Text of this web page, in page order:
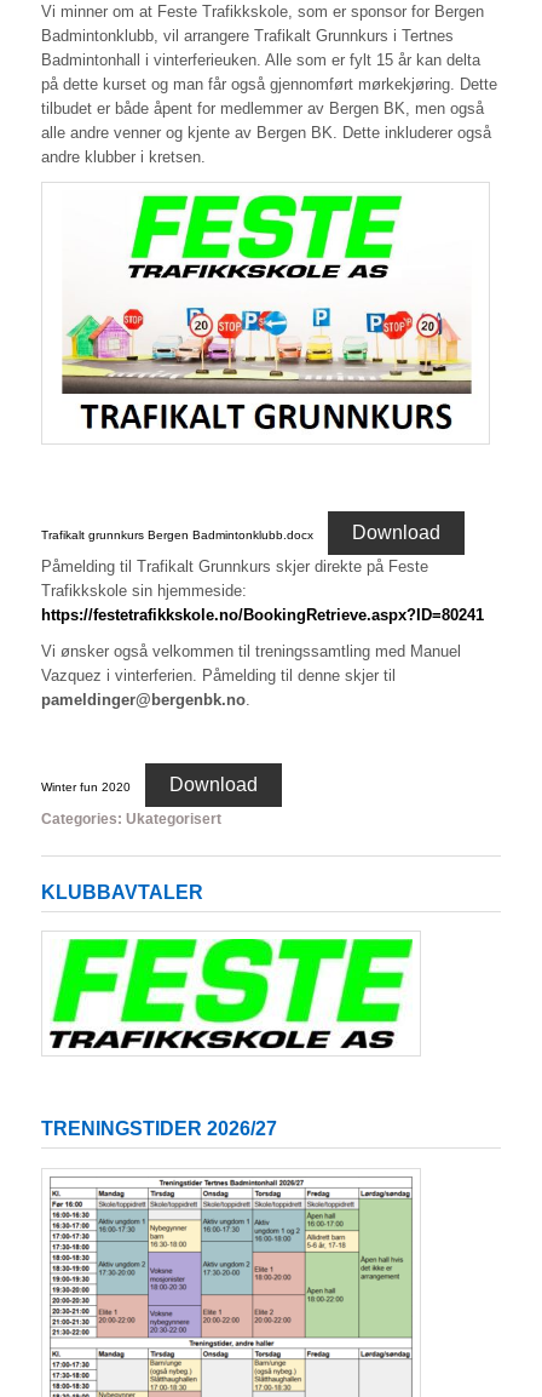
Vi minner om at Feste Trafikkskole, som er sponsor for Bergen
Badmintonklubb, vil arrangere Trafikalt Grunnkurs i Tertnes
Badmintonhall i vinterferieuken. Alle som er fylt 15 år kan delta
på dette kurset og man får også gjennomført mørkekjøring. Dette
tilbudet er både åpent for medlemmer av Bergen BK, men også
alle andre venner og kjente av Bergen BK. Dette inkluderer også
andre klubber i kretsen.
Trafikalt grunnkurs Bergen Badmintonklubb.docx Download
Påmelding til Trafikalt Grunnkurs skjer direkte på Feste
Trafikkskole sin hjemmeside:
https://festetrafikkskole.no/BookingRetrieve.aspx?ID=80241
Vi ønsker også velkommen til treningssamtling med Manuel
Vazquez i vinterferien. Påmelding til denne skjer til
pameldinger@bergenbk.no.
Winter fun 2020 Download
Categories: Ukategorisert
KLUBBAVTALER
TRENINGSTIDER 2026/27